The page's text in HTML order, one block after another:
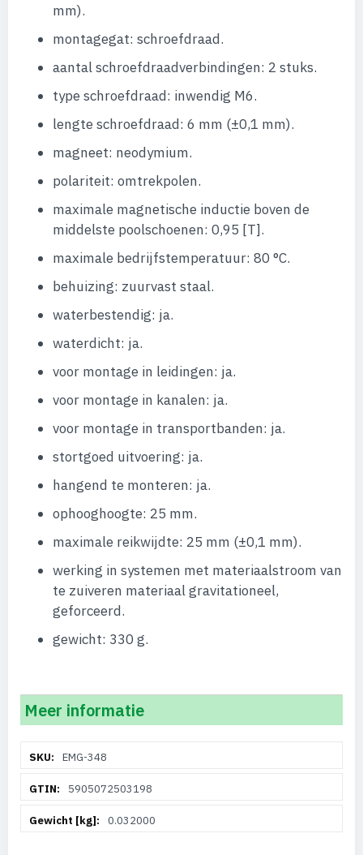
mm).
montagegat: schroefdraad.
aantal schroefdraadverbindingen: 2 stuks.
type schroefdraad: inwendig M6.
lengte schroefdraad: 6 mm (±0,1 mm).
magneet: neodymium.
polariteit: omtrekpolen.
maximale magnetische inductie boven de
middelste poolschoenen: 0,95 [T].
maximale bedrijfstemperatuur: 80 °C.
behuizing: zuurvast staal.
waterbestendig: ja.
waterdicht: ja.
voor montage in leidingen: ja.
voor montage in kanalen: ja.
voor montage in transportbanden: ja.
stortgoed uitvoering: ja.
hangend te monteren: ja.
ophooghoogte: 25 mm.
maximale reikwijdte: 25 mm (±0,1 mm).
werking in systemen met materiaalstroom van
te zuiveren materiaal gravitationeel,
geforceerd.
gewicht: 330 g.
Meer informatie
informatieEMG-348
5905072503198
0.032000